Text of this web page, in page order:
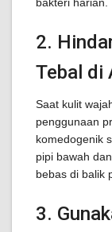
2.
Tebal di
Saat kulit
penggunaan
komedogenik
pipi bawah
bebas di balik
3.